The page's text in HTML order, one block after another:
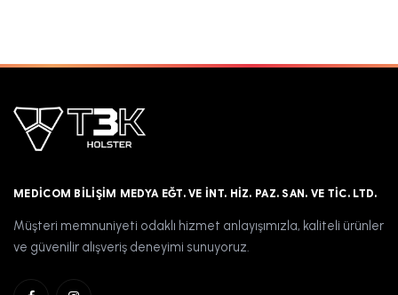
MEDICOM BILIŞIM MEDYA EĞT. VE İNT. HIZ. PAZ. SAN. VE TIC. LTD.
Müşteri memnuniyeti odaklı hizmet anlayışımızla, kaliteli ürünler
ve güvenilir alışveriş deneyimi sunuyoruz.